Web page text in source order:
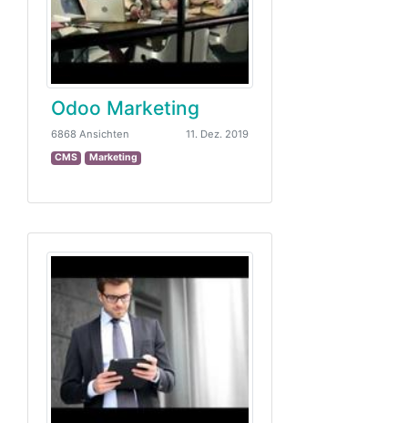
Odoo Marketing
6868 Ansichten 11. Dez. 2019
CMS Marketing